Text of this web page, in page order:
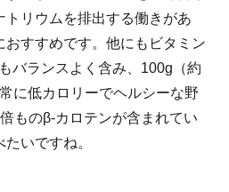
リウムを排出する働きがあ
おすすめです。他にもビタミン
バランスよく含み、100g（約
に低カロリーでヘルシーな野
ものβ-カロテンが含まれてい
いですね。